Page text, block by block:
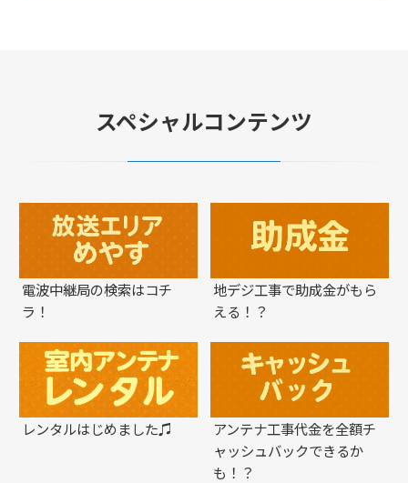
スペシャルコンテンツ
電波中継局の検索はコチ
ラ！
地デジ工事で助成金がもら
える！？
レンタルはじめました♫
アンテナ工事代金を全額チ
ャッシュバックできるか
も！？